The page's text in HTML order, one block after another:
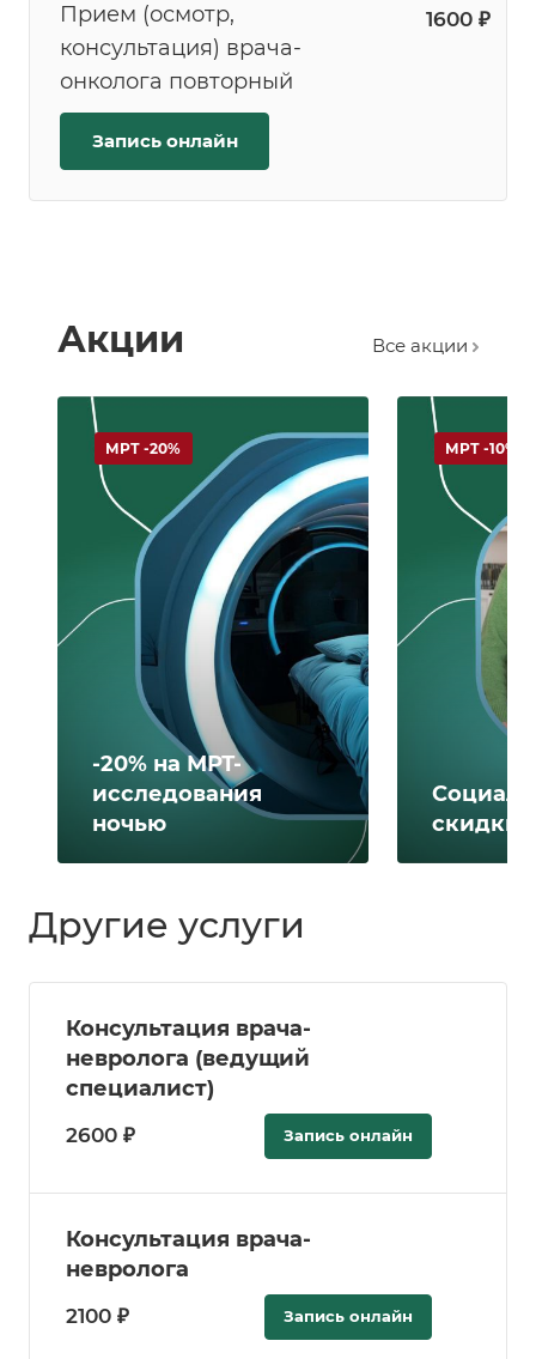
Прием (осмотр,
консультация) врача-
онколога повторный
1600 ₽
Запись онлайн
Акции Все акции
-20% на МРТ-
исследования
ночью
МРТ -20%
скидки
МРТ -10%
Другие услуги
Консультация врача-
невролога (ведущий
специалист)
2600 ₽ Запись онлайн
Консультация врача-
невролога
2100 ₽ Запись онлайн